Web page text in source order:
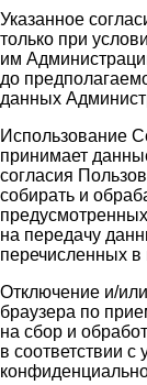
Указанное
только при
им
до
данных
Использование
принимает
согласия
собирать и
на передачу
перечисленных
Отключение и/
браузера по
на сбор и
в соответствии